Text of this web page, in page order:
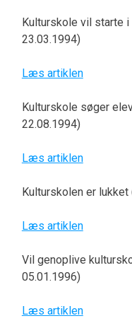
Kulturskole vil starte
23.03.1994)
Læs artiklen
Kulturskole søger
22.08.1994)
Læs artiklen
Kulturskolen er
Læs artiklen
Vil genoplive
05.01.1996)
Læs artiklen